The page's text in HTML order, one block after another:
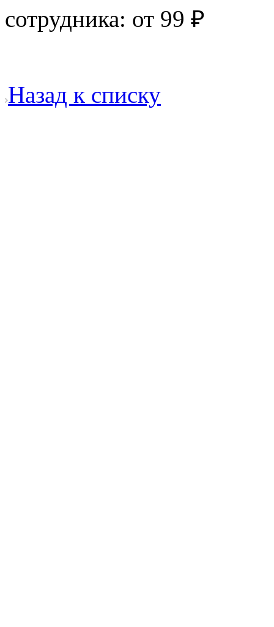
сотрудника: от 99 ₽
Назад к списку